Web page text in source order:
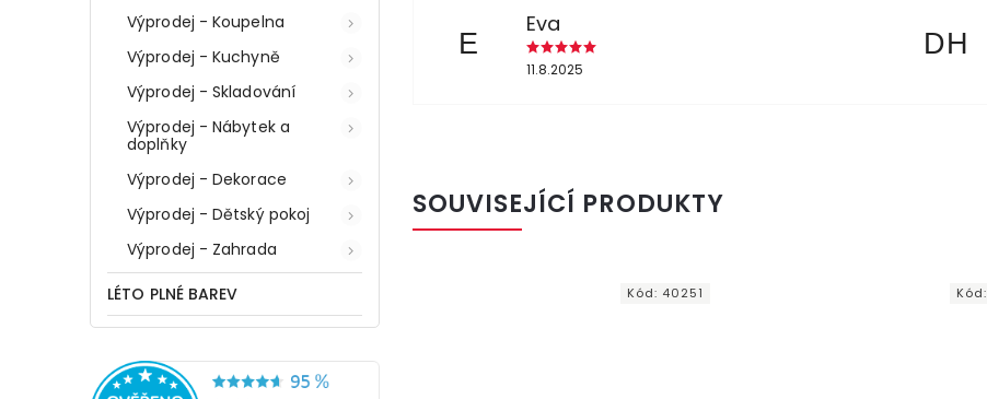
Výprodej - Koupelna
Výprodej - Kuchyně
Výprodej - Skladování
Výprodej - Nábytek a
doplňky
Výprodej - Dekorace
Výprodej - Dětský pokoj
Výprodej - Zahrada
LÉTO PLNÉ BAREV
E
Eva
11.8.2025
DH
SOUVISEJÍCÍ PRODUKTY
EKOLOGICKÝ Kód: 40251 Kód: